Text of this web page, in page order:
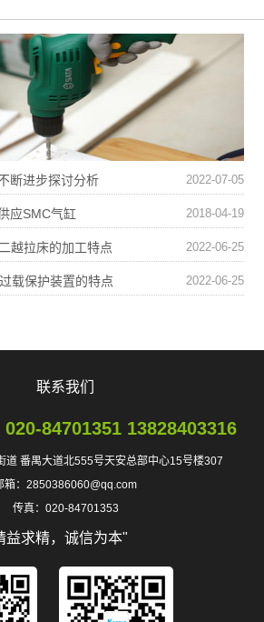
断进步探讨分析 2022-07-05
应SMC气缸 2018-04-19
越拉床的加工特点 2022-06-25
载保护装置的特点 2022-06-25
联系我们
84701351 13828403316
道 番禺大道北555号天安总部中心15号楼307
箱：2850386060@qq.com
传真：020-84701353
益求精，诚信为本"